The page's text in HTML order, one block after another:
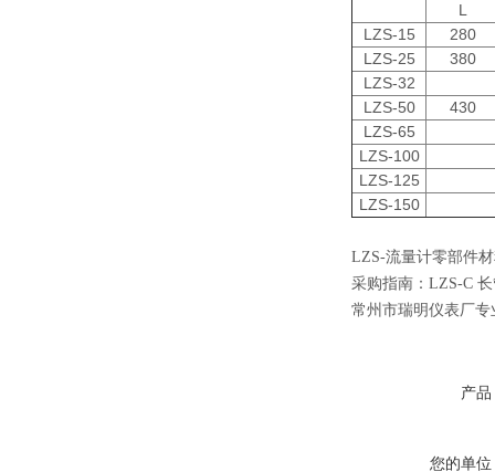
L
LZS-15
280
LZS-25
380
LZS-32
LZS-50
430
LZS-65
LZS-100
LZS-125
LZS-150
LZS-流量计零部件
采购指南： LZS-C
常州市瑞明仪表厂专
产品
您的单位